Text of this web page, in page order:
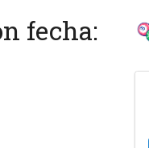
fecha: